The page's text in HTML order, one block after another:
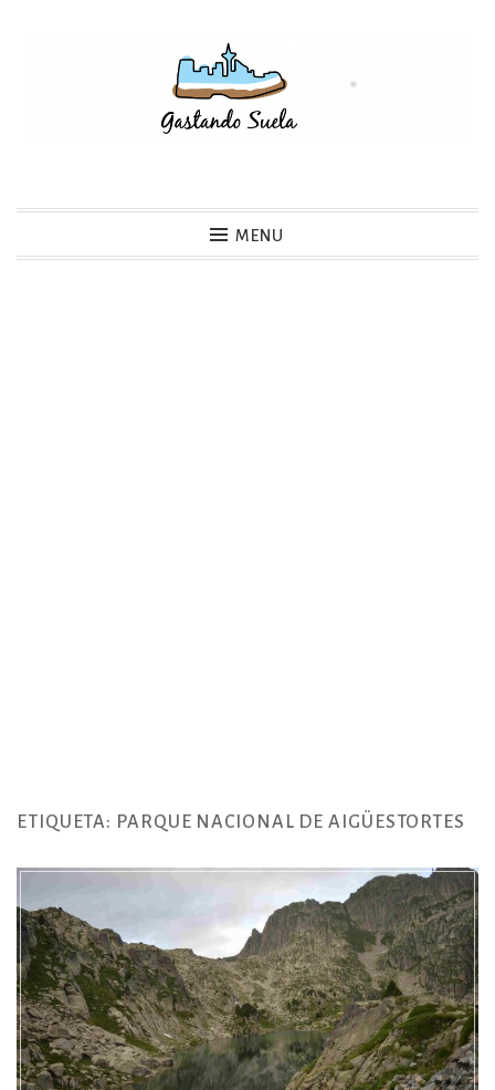
MENU
ETIQUETA: PARQUE NACIONAL DE AIGÜESTORTES